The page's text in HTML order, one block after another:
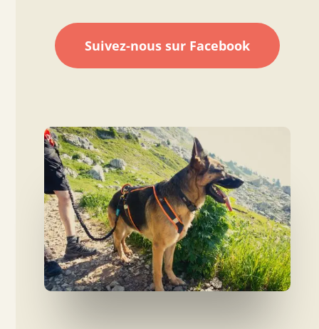
Suivez-nous sur Facebook